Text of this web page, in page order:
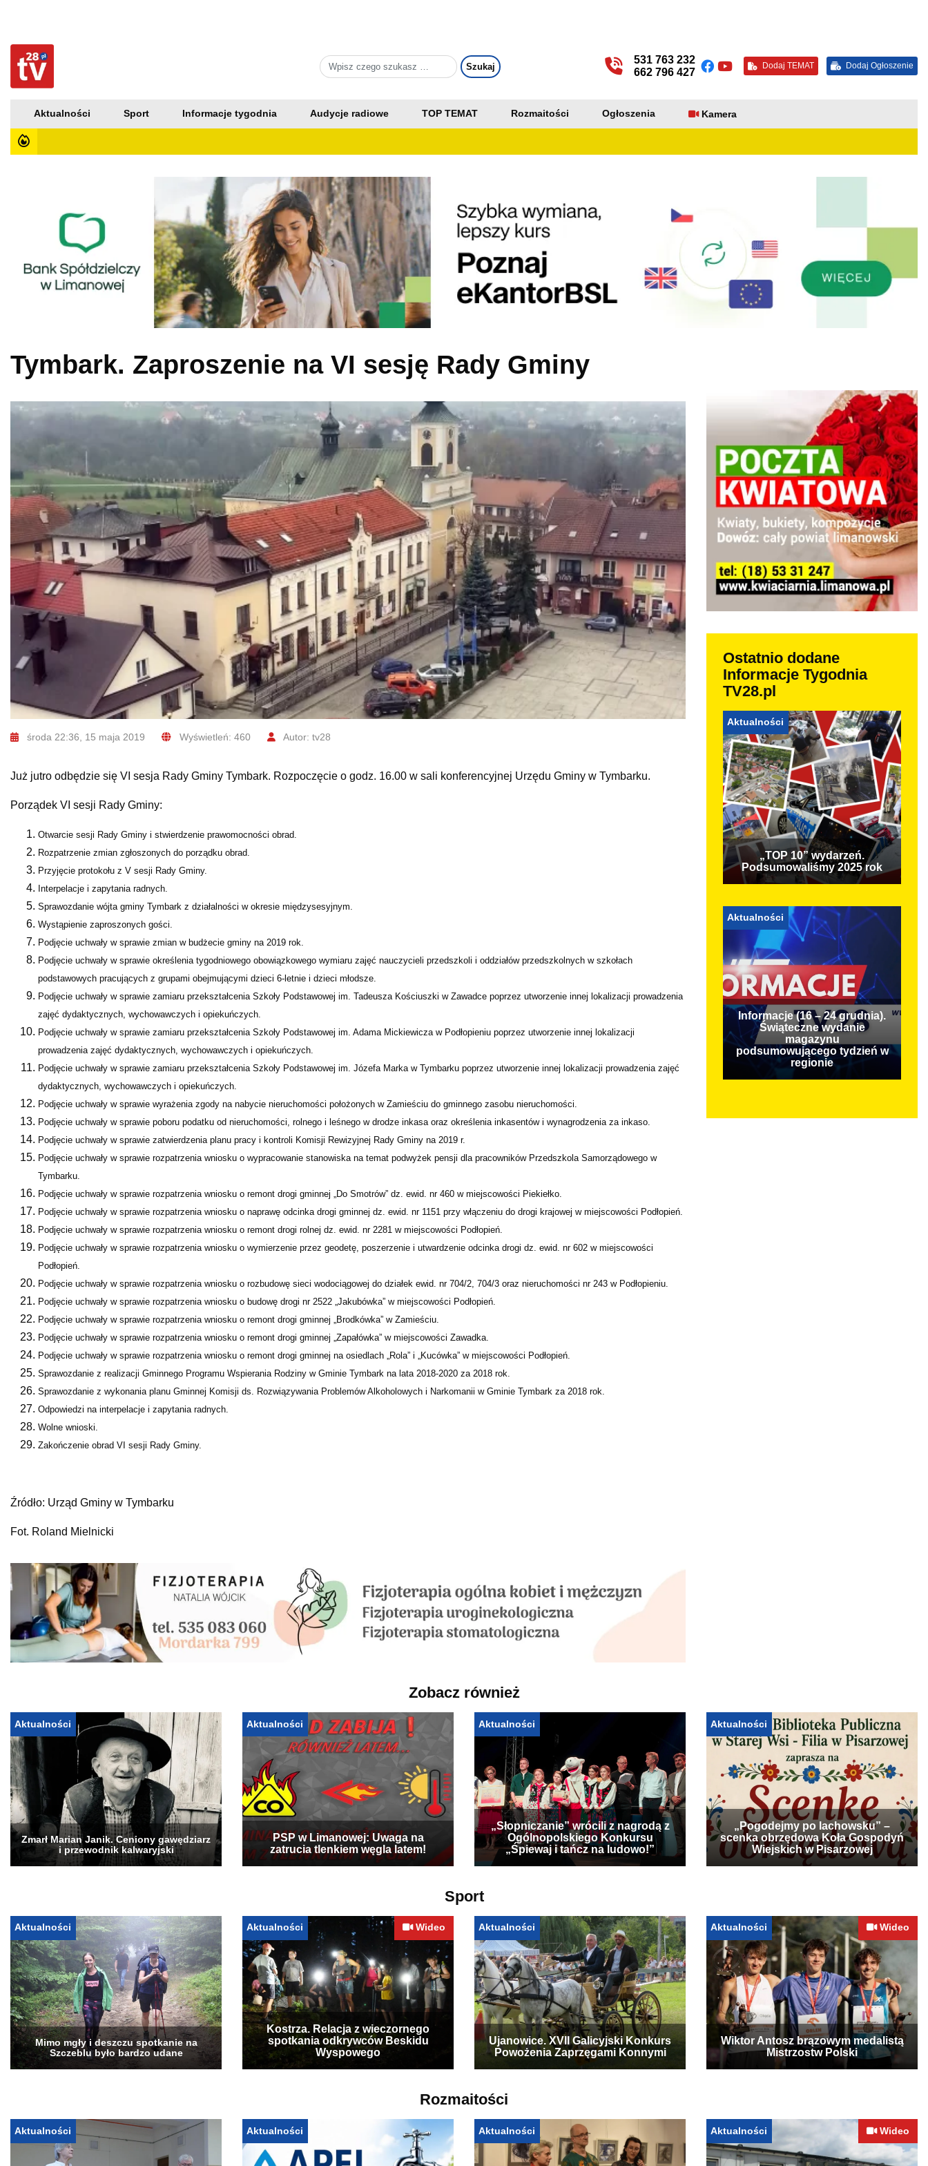
531 763 232
662 796 427
Dodaj TEMAT Dodaj Ogłoszenie
Aktualności Sport Informacje tygodnia Audycje radiowe TOP TEMAT Rozmaitości Ogłoszenia Kamera
Tymbark. Zaproszenie na VI sesję Rady Gminy
środa 22:36, 15 maja 2019 Wyświetleń: 460 Autor: tv28
Już jutro odbędzie się VI sesja Rady Gminy Tymbark. Rozpoczęcie o godz. 16.00 w sali konferencyjnej Urzędu Gminy w Tymbarku.
Porządek VI sesji Rady Gminy:
Otwarcie sesji Rady Gminy i stwierdzenie prawomocności obrad.
Rozpatrzenie zmian zgłoszonych do porządku obrad.
Przyjęcie protokołu z V sesji Rady Gminy.
Interpelacje i zapytania radnych.
Sprawozdanie wójta gminy Tymbark z działalności w okresie międzysesyjnym.
Wystąpienie zaproszonych gości.
Podjęcie uchwały w sprawie zmian w budżecie gminy na 2019 rok.
Podjęcie uchwały w sprawie określenia tygodniowego obowiązkowego wymiaru zajęć nauczycieli przedszkoli i oddziałów przedszkolnych w szkołach
podstawowych pracujących z grupami obejmującymi dzieci 6-letnie i dzieci młodsze.
Podjęcie uchwały w sprawie zamiaru przekształcenia Szkoły Podstawowej im. Tadeusza Kościuszki w Zawadce poprzez utworzenie innej lokalizacji prowadzenia
zajęć dydaktycznych, wychowawczych i opiekuńczych.
Podjęcie uchwały w sprawie zamiaru przekształcenia Szkoły Podstawowej im. Adama Mickiewicza w Podłopieniu poprzez utworzenie innej lokalizacji
prowadzenia zajęć dydaktycznych, wychowawczych i opiekuńczych.
Podjęcie uchwały w sprawie zamiaru przekształcenia Szkoły Podstawowej im. Józefa Marka w Tymbarku poprzez utworzenie innej lokalizacji prowadzenia zajęć
dydaktycznych, wychowawczych i opiekuńczych.
Podjęcie uchwały w sprawie wyrażenia zgody na nabycie nieruchomości położonych w Zamieściu do gminnego zasobu nieruchomości.
Podjęcie uchwały w sprawie poboru podatku od nieruchomości, rolnego i leśnego w drodze inkasa oraz określenia inkasentów i wynagrodzenia za inkaso.
Podjęcie uchwały w sprawie zatwierdzenia planu pracy i kontroli Komisji Rewizyjnej Rady Gminy na 2019 r.
Podjęcie uchwały w sprawie rozpatrzenia wniosku o wypracowanie stanowiska na temat podwyżek pensji dla pracowników Przedszkola Samorządowego w
Tymbarku.
Podjęcie uchwały w sprawie rozpatrzenia wniosku o remont drogi gminnej „Do Smotrów” dz. ewid. nr 460 w miejscowości Piekiełko.
Podjęcie uchwały w sprawie rozpatrzenia wniosku o naprawę odcinka drogi gminnej dz. ewid. nr 1151 przy włączeniu do drogi krajowej w miejscowości Podłopień.
Podjęcie uchwały w sprawie rozpatrzenia wniosku o remont drogi rolnej dz. ewid. nr 2281 w miejscowości Podłopień.
Podjęcie uchwały w sprawie rozpatrzenia wniosku o wymierzenie przez geodetę, poszerzenie i utwardzenie odcinka drogi dz. ewid. nr 602 w miejscowości
Podłopień.
Podjęcie uchwały w sprawie rozpatrzenia wniosku o rozbudowę sieci wodociągowej do działek ewid. nr 704/2, 704/3 oraz nieruchomości nr 243 w Podłopieniu.
Podjęcie uchwały w sprawie rozpatrzenia wniosku o budowę drogi nr 2522 „Jakubówka” w miejscowości Podłopień.
Podjęcie uchwały w sprawie rozpatrzenia wniosku o remont drogi gminnej „Brodkówka” w Zamieściu.
Podjęcie uchwały w sprawie rozpatrzenia wniosku o remont drogi gminnej „Zapałówka” w miejscowości Zawadka.
Podjęcie uchwały w sprawie rozpatrzenia wniosku o remont drogi gminnej na osiedlach „Rola” i „Kucówka” w miejscowości Podłopień.
Sprawozdanie z realizacji Gminnego Programu Wspierania Rodziny w Gminie Tymbark na lata 2018-2020 za 2018 rok.
Sprawozdanie z wykonania planu Gminnej Komisji ds. Rozwiązywania Problemów Alkoholowych i Narkomanii w Gminie Tymbark za 2018 rok.
Odpowiedzi na interpelacje i zapytania radnych.
Wolne wnioski.
Zakończenie obrad VI sesji Rady Gminy.
Źródło: Urząd Gminy w Tymbarku
Fot. Roland Mielnicki
Ostatnio dodane
Informacje Tygodnia
TV28.pl
Aktualności
„TOP 10” wydarzeń.
Podsumowaliśmy 2025 rok
Aktualności
Informacje (16 – 24 grudnia).
Świąteczne wydanie
magazynu
podsumowującego tydzień w
regionie
Zobacz również
Aktualności
Zmarł Marian Janik. Ceniony gawędziarz
i przewodnik kalwaryjski
Aktualności
PSP w Limanowej: Uwaga na
zatrucia tlenkiem węgla latem!
Aktualności
„Słopniczanie” wrócili z nagrodą z
Ogólnopolskiego Konkursu
„Śpiewaj i tańcz na ludowo!”
Aktualności
„Pogodejmy po lachowsku” –
scenka obrzędowa Koła Gospodyń
Wiejskich w Pisarzowej
Sport
Aktualności
Mimo mgły i deszczu spotkanie na
Szczeblu było bardzo udane
Aktualności Wideo
Kostrza. Relacja z wieczornego
spotkania odkrywców Beskidu
Wyspowego
Aktualności
Ujanowice. XVII Galicyjski Konkurs
Powożenia Zaprzęgami Konnymi
Aktualności Wideo
Wiktor Antosz brązowym medalistą
Mistrzostw Polski
Rozmaitości
Aktualności Aktualności Aktualności Aktualności Wideo